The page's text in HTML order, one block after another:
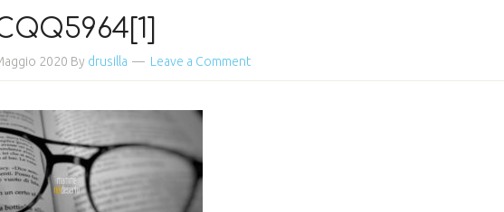
2020 By drusilla Leave a Comment